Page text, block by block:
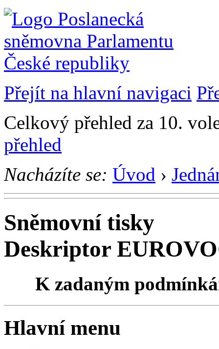
Přejít na hlavní navigaci
Celkový přehled za 10.
přehled
Nacházíte se: Úvod ›
Sněmovní tisky
Deskriptor
K zadaným
Hlavní menu